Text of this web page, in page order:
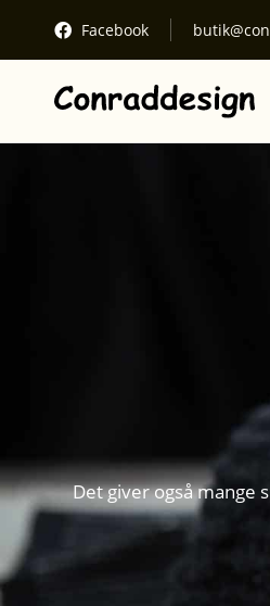
Facebook
Your cart
Kurven er tom.
Det giver også mange